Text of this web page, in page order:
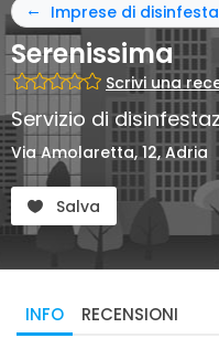
Imprese di
Serenissima
Scrivi una
Servizio di
Via Amolaretta, 12, Adria
Salva
INFO RECENSIONI